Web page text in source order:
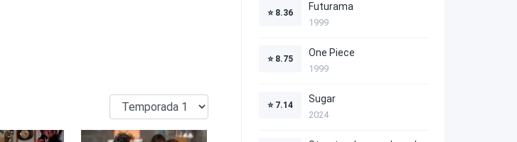
⭐ 8.36
Futurama
1999
⭐ 8.75
One Piece
1999
⭐ 7.14
Sugar
2024